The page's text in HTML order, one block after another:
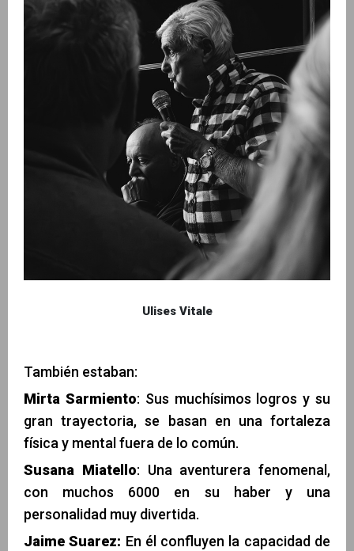
Ulises Vitale
También estaban:
Mirta Sarmiento: Sus muchísimos logros y su
gran trayectoria, se basan en una fortaleza
física y mental fuera de lo común.
Susana Miatello: Una aventurera fenomenal,
con muchos 6000 en su haber y una
personalidad muy divertida.
Jaime Suarez: En él confluyen la capacidad de